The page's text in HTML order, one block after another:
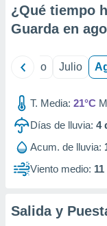
de¿Qué tiempo
Guarda en
Junio Julio
T. Media: 21°C
Días de lluvia: 4
Acum. de lluvia:
Viento medio:
Salida y